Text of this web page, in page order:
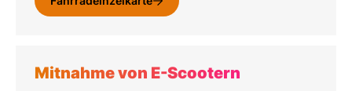
Mitnahme von E-Scootern